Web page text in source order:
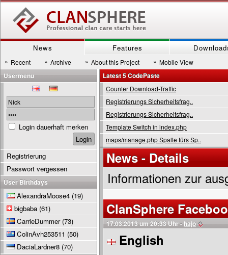
News Features
» Recent » Archive » About this Project » Mobile View
Latest 5 CodePaste
Counter Download-Traffic
Registrierungs Sicherheitsfrag..
Registrierungs Sicherheitsfrag..
Template Switch in index.php
maps/manage.php Spalte fürs Sp..
News - Details
Informationen zur
ClanSphere
17.03.2013 um 20:33 Uhr - hajo
English
Usermenu
Login dauerhaft merken
Registrierung
Passwort vergessen
User Birthdays
AlexandraMoose4 (19)
bigbaba (61)
CarrieDummer(73)
ColinAvh253511 (50)
DaciaLardner8 (70)